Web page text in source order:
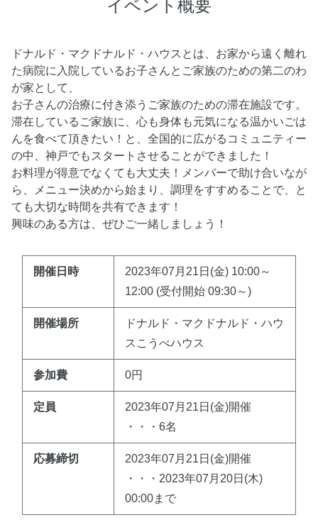
イベント概要
ドナルド・マクドナルド・ハウスとは、お家から遠く離れ
た病院に入院しているお子さんとご家族のための第二のわ
が家として、
お子さんの治療に付き添うご家族のための滞在施設です。
滞在しているご家族に、心も身体も元気になる温かいごは
んを食べて頂きたい！と、全国的に広がるコミュニティー
の中、神戸でもスタートさせることができました！
お料理が得意でなくても大丈夫！メンバーで助け合いなが
ら、メニュー決めから始まり、調理をすすめることで、と
ても大切な時間を共有できます！
興味のある方は、ぜひご一緒しましょう！
開催日時
2023年07月21日(金) 10:00～
12:00 (受付開始 09:30～)
開催場所
ドナルド・マクドナルド・ハウ
スこうべハウス
参加費 0円
定員
2023年07月21日(金)開催
・・・6名
応募締切
2023年07月21日(金)開催
・・・2023年07月20日(木)
00:00まで